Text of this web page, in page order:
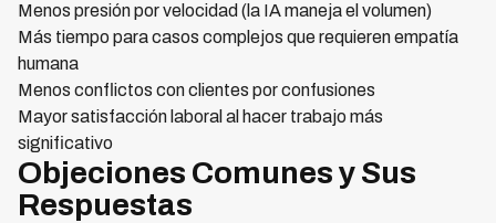
Menos presión por velocidad (la IA maneja el volumen)
Más tiempo para casos complejos que requieren empatía
humana
Menos conflictos con clientes por confusiones
Mayor satisfacción laboral al hacer trabajo más
significativo
Objeciones Comunes y Sus
Respuestas